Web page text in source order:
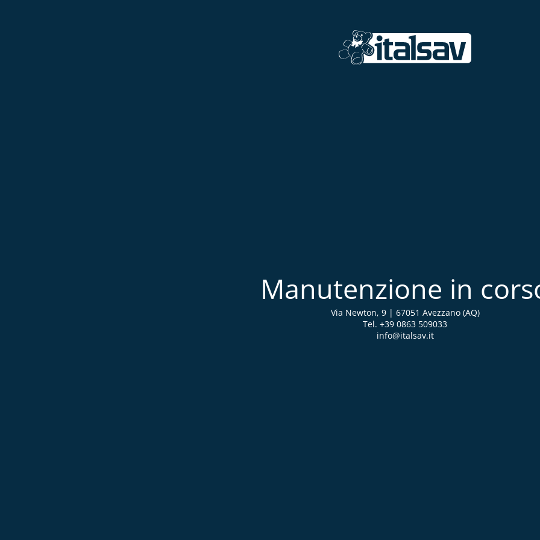
Manutenzione in
Via Newton, 9 | 67051 Avezzano (AQ)
Tel. +39 0863 509033
info@italsav.it